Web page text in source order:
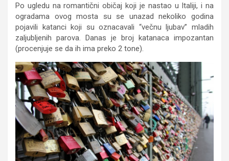
Po ugledu na romantični običaj koji je nastao u Italiji, i na
ogradama ovog mosta su se unazad nekoliko godina
pojavili katanci koji su oznacavali “večnu ljubav” mladih
zaljubljenih parova. Danas je broj katanaca impozantan
(procenjuje se da ih ima preko 2 tone).